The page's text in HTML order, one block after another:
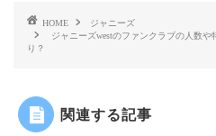
HOME
ジャニーズ
ジャニーズwestのファンクラブの人数
り？
関連する記事